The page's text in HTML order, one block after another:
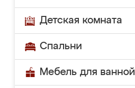
Детская комната
Спальни
Мебель для ванной